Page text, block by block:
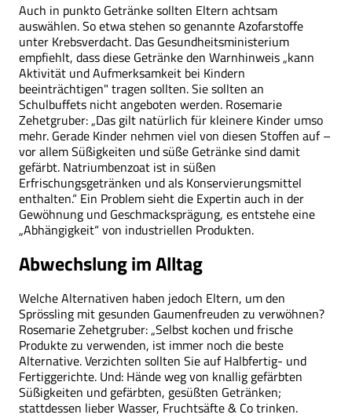
Auch in punkto Getränke sollten Eltern achtsam
auswählen. So etwa stehen so genannte Azofarstoffe
unter Krebsverdacht. Das Gesundheitsministerium
empfiehlt, dass diese Getränke den Warnhinweis „kann
Aktivität und Aufmerksamkeit bei Kindern
beeinträchtigen" tragen sollten. Sie sollten an
Schulbuffets nicht angeboten werden. Rosemarie
Zehetgruber: „Das gilt natürlich für kleinere Kinder umso
mehr. Gerade Kinder nehmen viel von diesen Stoffen auf –
vor allem Süßigkeiten und süße Getränke sind damit
gefärbt. Natriumbenzoat ist in süßen
Erfrischungsgetränken und als Konservierungsmittel
enthalten.“ Ein Problem sieht die Expertin auch in der
Gewöhnung und Geschmacksprägung, es entstehe eine
„Abhängigkeit“ von industriellen Produkten.
Abwechslung im Alltag
Welche Alternativen haben jedoch Eltern, um den
Sprössling mit gesunden Gaumenfreuden zu verwöhnen?
Rosemarie Zehetgruber: „Selbst kochen und frische
Produkte zu verwenden, ist immer noch die beste
Alternative. Verzichten sollten Sie auf Halbfertig- und
Fertiggerichte. Und: Hände weg von knallig gefärbten
Süßigkeiten und gefärbten, gesüßten Getränken;
stattdessen lieber Wasser, Fruchtsäfte & Co trinken.